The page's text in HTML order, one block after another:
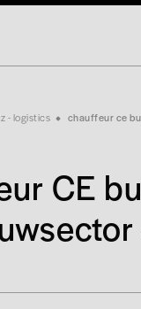
- logistics chauffeur ce
CE